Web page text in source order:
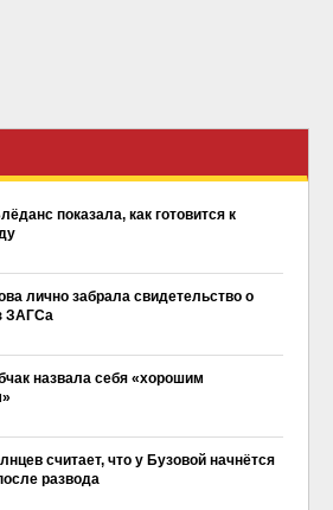
показала, как готовится к
лично забрала свидетельство о
ЗАГСа
назвала себя «хорошим
считает, что у Бузовой начнётся
развода